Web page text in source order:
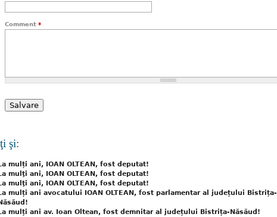
Comment *
şi:
La mulți ani, IOAN OLTEAN, fost deputat!
La mulţi ani, IOAN OLTEAN, fost deputat!
La mulţi ani, IOAN OLTEAN, fost deputat!
La mulți ani avocatului IOAN OLTEAN, fost parlamentar al județului Bistrița-
Năsăud!
La mulți ani av. Ioan Oltean, fost demnitar al județului Bistrița-Năsăud!